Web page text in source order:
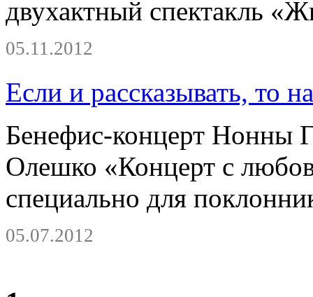
двухактный спектакль
05.11.2012
Если и рассказывать, то
Бенефис-концерт Нонны
Олешко «Концерт с
специально для
05.07.2012